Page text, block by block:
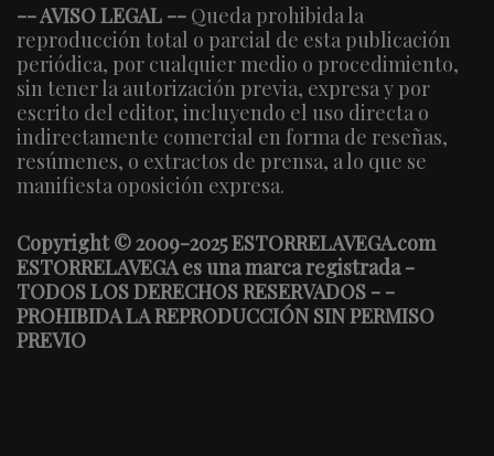
-- AVISO LEGAL -- Queda prohibida la
reproducción total o parcial de esta publicación
periódica, por cualquier medio o procedimiento,
sin tener la autorización previa, expresa y por
escrito del editor, incluyendo el uso directa o
indirectamente comercial en forma de reseñas,
resúmenes, o extractos de prensa, a lo que se
manifiesta oposición expresa.
Copyright © 2009-2025 ESTORRELAVEGA.com
ESTORRELAVEGA es una marca registrada -
TODOS LOS DERECHOS RESERVADOS - -
PROHIBIDA LA REPRODUCCIÓN SIN PERMISO
PREVIO